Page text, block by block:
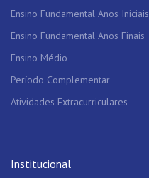
Ensino Fundamental Anos Iniciais
Ensino Fundamental Anos Finais
Ensino Médio
Período Complementar
Atividades Extracurriculares
Institucional